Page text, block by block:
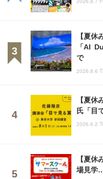
【夏休
「AI
で
2026.8.6
【夏
氏「目
2026.6.2
【夏
場見学